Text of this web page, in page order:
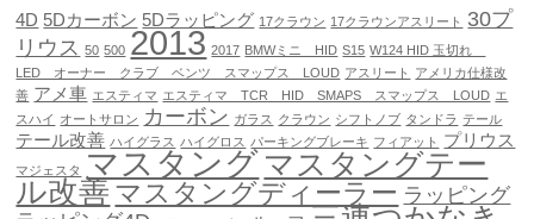
4D 5Dカーボン 5Dラッピング 17クラウン 17クラウンアスリート
30プ
リウス
50 500 2013 2017 BMWミニ HID S15 W124 HID 玉切れ
LED オーナー クラブ ベンツ スマップス LOUD アスリート
アメリカ仕様改
善 アメ車 エスティマ エスティマ TCR HID SMAPS スマップス LOUD エ
スハイ オートサロン カーボン ガラス クラウン シフトノブ タンドラ テール
テール改善 ハイグラス ハイグロス パーキングブレーキ フィアット プリウス
マジェスタ マスタング マスタングテー
ル改善 マスタングディーラー ラッピング